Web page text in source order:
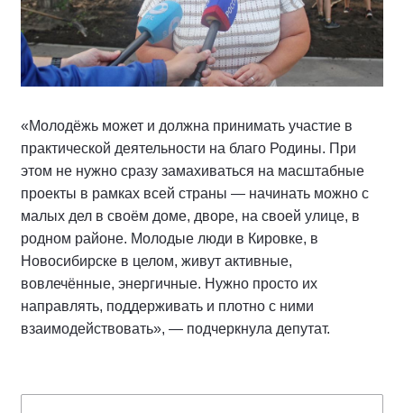
«Молодёжь может и должна принимать участие в
практической деятельности на благо Родины. При
этом не нужно сразу замахиваться на масштабные
проекты в рамках всей страны — начинать можно с
малых дел в своём доме, дворе, на своей улице, в
родном районе. Молодые люди в Кировке, в
Новосибирске в целом, живут активные,
вовлечённые, энергичные. Нужно просто их
направлять, поддерживать и плотно с ними
взаимодействовать», — подчеркнула депутат.